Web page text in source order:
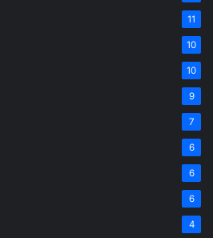
11
10
10
9
7
6
6
6
4